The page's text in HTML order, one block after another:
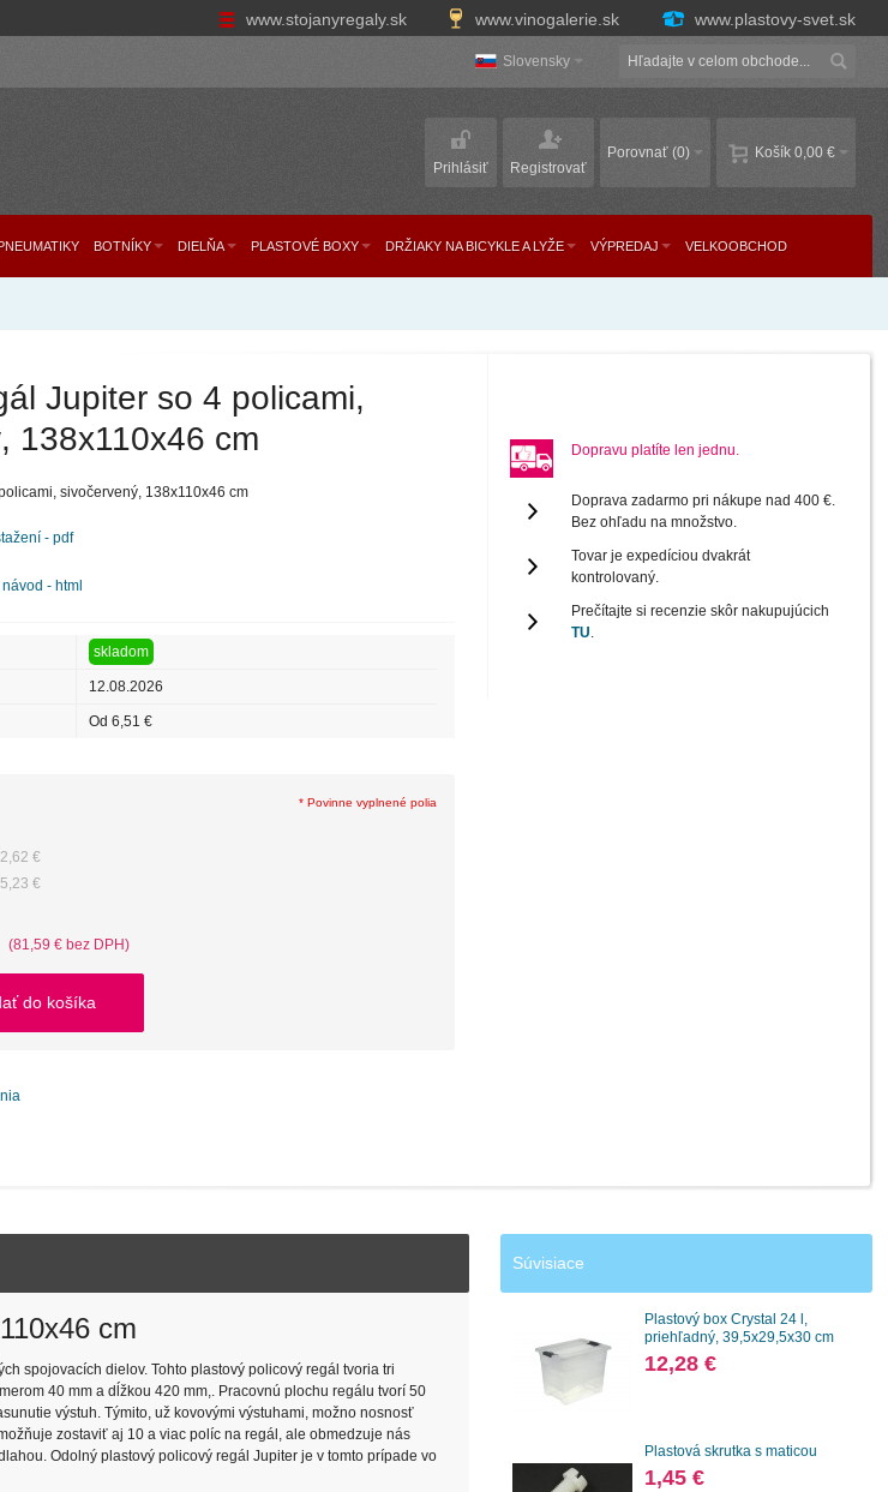
www.stojanyregaly.sk www.vinogalerie.sk www.plastovy-svet.sk
Slovensky
Košík 0,00 €
Porovnať (0)
Prihlásiť
Registrovať
BOTNÍKY DIELŇA PLASTOVÉ BOXY DRŽIAKY NA BICYKLE A LYŽE VÝPREDAJ VELKOOBCHOD
Jupiter so 4 policami,
138x110x46 cm
sivočervený, 138x110x46 cm
- pdf
- html
skladom
12.08.2026
Od 6,51 €
€
€
* Povinne vyplnené polia
(81,59 € bez DPH)
do košíka
Dopravu platíte len jednu.
Doprava zadarmo pri nákupe nad 400 €.
Bez ohľadu na množstvo.
Tovar je expedíciou dvakrát
kontrolovaný.
Prečítajte si recenzie skôr nakupujúcich
TU.
cm
spojovacích dielov. Tohto plastový policový regál tvoria tri
40 mm a dĺžkou 420 mm,. Pracovnú plochu regálu tvorí 50
výstuh. Týmito, už kovovými výstuhami, možno nosnosť
zostaviť aj 10 a viac políc na regál, ale obmedzuje nás
Odolný plastový policový regál Jupiter je v tomto prípade vo
Súvisiace
Plastový box Crystal 24 l,
priehľadný, 39,5x29,5x30 cm
12,28 €
Plastová skrutka s maticou
1,45 €